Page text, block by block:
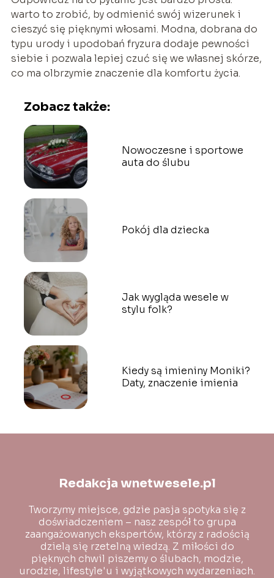
warto to zrobić, by odmienić swój wizerunek i
cieszyć się pięknymi włosami. Modna, dobrana do
typu urody i upodobań fryzura dodaje pewności
siebie i pozwala lepiej czuć się we własnej skórze,
co ma olbrzymie znaczenie dla komfortu życia.
Zobacz także:
Nowoczesne i sportowe
auta do ślubu
Pokój dla dziecka
Jak wygląda wesele w
stylu folk?
Kiedy są imieniny Moniki?
Daty, znaczenie imienia
Redakcja wnetwesele.pl
Tworzymy miejsce, gdzie pasja spotyka się z
doświadczeniem – nasz zespół to grupa
zaangażowanych ekspertów, którzy z radością
dzielą się rzetelną wiedzą. Z miłości do
pięknych chwil piszemy o ślubach, modzie,
urodzie, lifestyle'u i wyjątkowych wydarzeniach.